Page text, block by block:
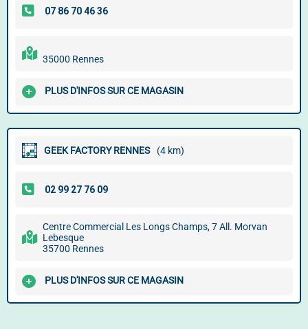
35000 Rennes
PLUS D'INFOS SUR CE MAGASIN
GEEK FACTORY RENNES (4 km)
Centre Commercial Les Longs Champs, 7 All. Morvan
Lebesque
35700 Rennes
PLUS D'INFOS SUR CE MAGASIN